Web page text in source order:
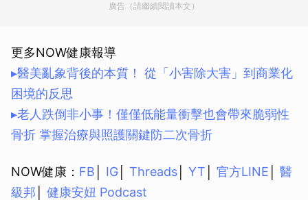
廣告（請繼續閱讀本文）
更多NOW健康報導
▸醫美亂象背後的本質！ 從「小害除大害」到商業化
困境的反思
▸老人跌倒非小事！僅僅低能量衝擊也會帶來脆弱性
骨折 掌握治療與照護關鍵防二次骨折
NOW健康： FB IG Threads YT 官方LINE
醫
級邦
健康安妞 Podcast